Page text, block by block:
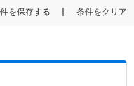
を保存する 条件をクリア